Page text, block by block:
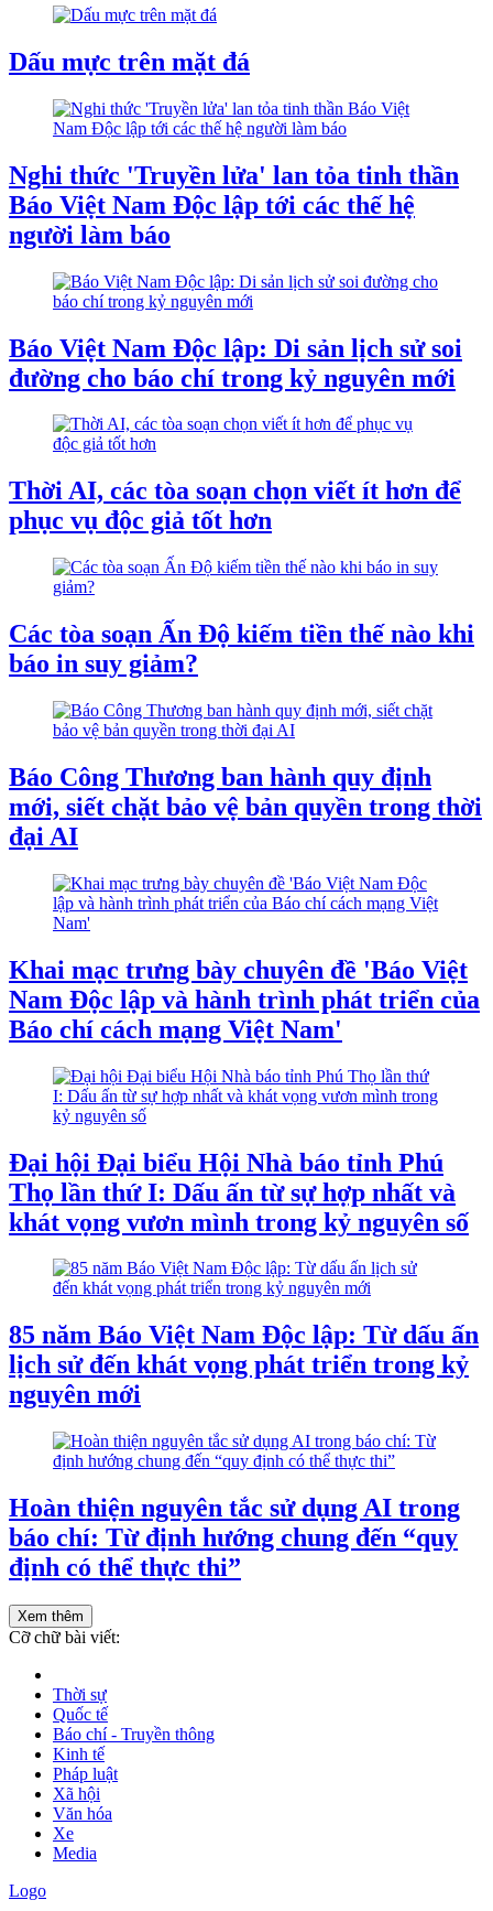
Dấu mực trên mặt đá
Nghi thức 'Truyền lửa' lan tỏa tinh thần
Báo Việt Nam Độc lập tới các thế hệ
người làm báo
Báo Việt Nam Độc lập: Di sản lịch sử soi
đường cho báo chí trong kỷ nguyên mới
Thời AI, các tòa soạn chọn viết ít hơn để
phục vụ độc giả tốt hơn
Các tòa soạn Ấn Độ kiếm tiền thế nào khi
báo in suy giảm?
Báo Công Thương ban hành quy định
mới, siết chặt bảo vệ bản quyền trong thời
đại AI
Khai mạc trưng bày chuyên đề 'Báo Việt
Nam Độc lập và hành trình phát triển của
Báo chí cách mạng Việt Nam'
Đại hội Đại biểu Hội Nhà báo tỉnh Phú
Thọ lần thứ I: Dấu ấn từ sự hợp nhất và
khát vọng vươn mình trong kỷ nguyên số
85 năm Báo Việt Nam Độc lập: Từ dấu ấn
lịch sử đến khát vọng phát triển trong kỷ
nguyên mới
Hoàn thiện nguyên tắc sử dụng AI trong
báo chí: Từ định hướng chung đến “quy
định có thể thực thi”
Xem thêm
Cỡ chữ bài viết:
Thời sự
Quốc tế
Báo chí - Truyền thông
Kinh tế
Pháp luật
Xã hội
Văn hóa
Xe
Media
Logo